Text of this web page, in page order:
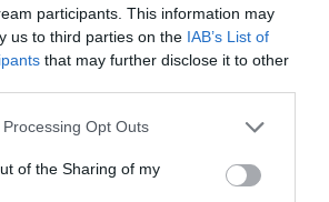
participants. This information may
us to third parties on the IAB’s List of
that may further disclose it to other
website/app uses one or more Google
or usage behaviour. You may click to
to Google and its third-party tags to
Opt Outs
of the Sharing of my